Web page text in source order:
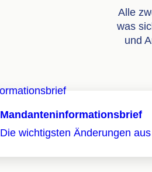
Alle
was
und
Mandanteninformationsbrief
Die wichtigsten Änderungen